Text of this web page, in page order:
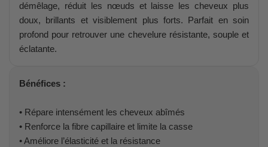
démêlage, réduit les nœuds et laisse les cheveux plus
doux, brillants et visiblement plus forts. Parfait en soin
profond pour retrouver une chevelure résistante, souple et
éclatante.
Bénéfices :
• Répare intensément les cheveux abîmés
• Renforce la fibre capillaire et limite la casse
• Améliore l’élasticité et la résistance